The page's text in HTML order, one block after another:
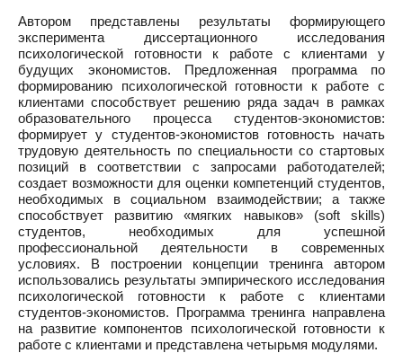
Автором представлены результаты формирующего
эксперимента диссертационного исследования
психологической готовности к работе с клиентами у
будущих экономистов. Предложенная программа по
формированию психологической готовности к работе с
клиентами способствует решению ряда задач в рамках
образовательного процесса студентов-экономистов:
формирует у студентов-экономистов готовность начать
трудовую деятельность по специальности со стартовых
позиций в соответствии с запросами работодателей;
создает возможности для оценки компетенций студентов,
необходимых в социальном взаимодействии; а также
способствует развитию «мягких навыков» (soft skills)
студентов, необходимых для успешной
профессиональной деятельности в современных
условиях. В построении концепции тренинга автором
использовались результаты эмпирического исследования
психологической готовности к работе с клиентами
студентов-экономистов. Программа тренинга направлена
на развитие компонентов психологической готовности к
работе с клиентами и представлена четырьмя модулями.